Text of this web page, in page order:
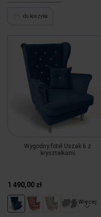
do koszyka
Wygodny fotel Uszak 6 z
kryształkami
1 490,00 zł
Więcej